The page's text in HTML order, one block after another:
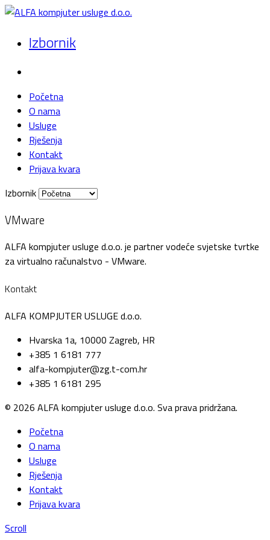
Izbornik
Početna
O nama
Usluge
Rješenja
Kontakt
Prijava kvara
Izbornik
VMware
ALFA kompjuter usluge d.o.o. je partner vodeće svjetske tvrtke
za virtualno računalstvo - VMware.
Kontakt
ALFA KOMPJUTER USLUGE d.o.o.
Hvarska 1a, 10000 Zagreb, HR
+385 1 6181 777
alfa-kompjuter@zg.t-com.hr
+385 1 6181 295
© 2026 ALFA kompjuter usluge d.o.o. Sva prava pridržana.
Početna
O nama
Usluge
Rješenja
Kontakt
Prijava kvara
Scroll